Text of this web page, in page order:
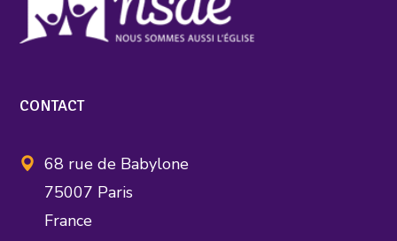
CONTACT
68 rue de Babylone
75007 Paris
France